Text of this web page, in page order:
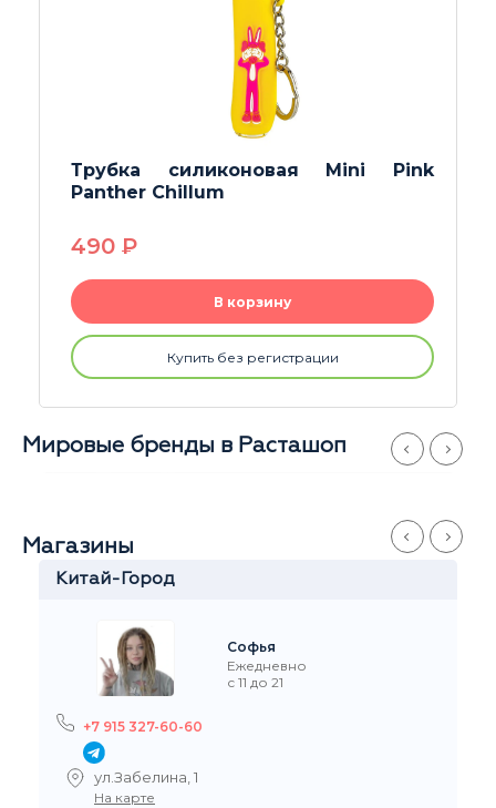
Трубка силиконовая Mini Pink
Panther Chillum
490 P
В корзину
Купить без регистрации
Мировые бренды в Расташоп
Магазины
Китай-Город
Софья
Ежедневно
с 11 до 21
+7 915 327-60-60
ул.Забелина, 1
На карте